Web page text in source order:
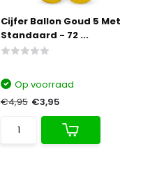
Cijfer Ballon Goud 5 Met
Standaard - 72 ...
Op voorraad
€4,95 €3,95